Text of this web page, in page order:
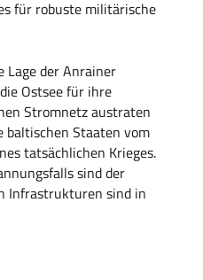
für robuste militärische
der Anrainer
Ostsee für ihre
Stromnetz austraten
baltischen Staaten vom
tatsächlichen Krieges.
sind der
Infrastrukturen sind in